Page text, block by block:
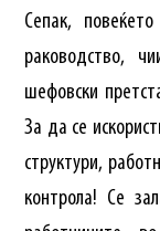
Сепак,
раководство,
шефовски
За да се
структури,
контрола! Се